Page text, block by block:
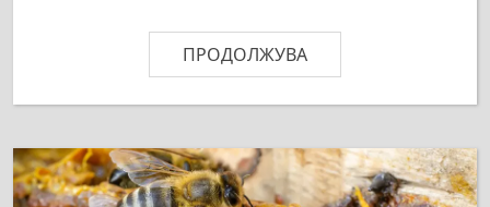
ПРОДОЛЖУВА